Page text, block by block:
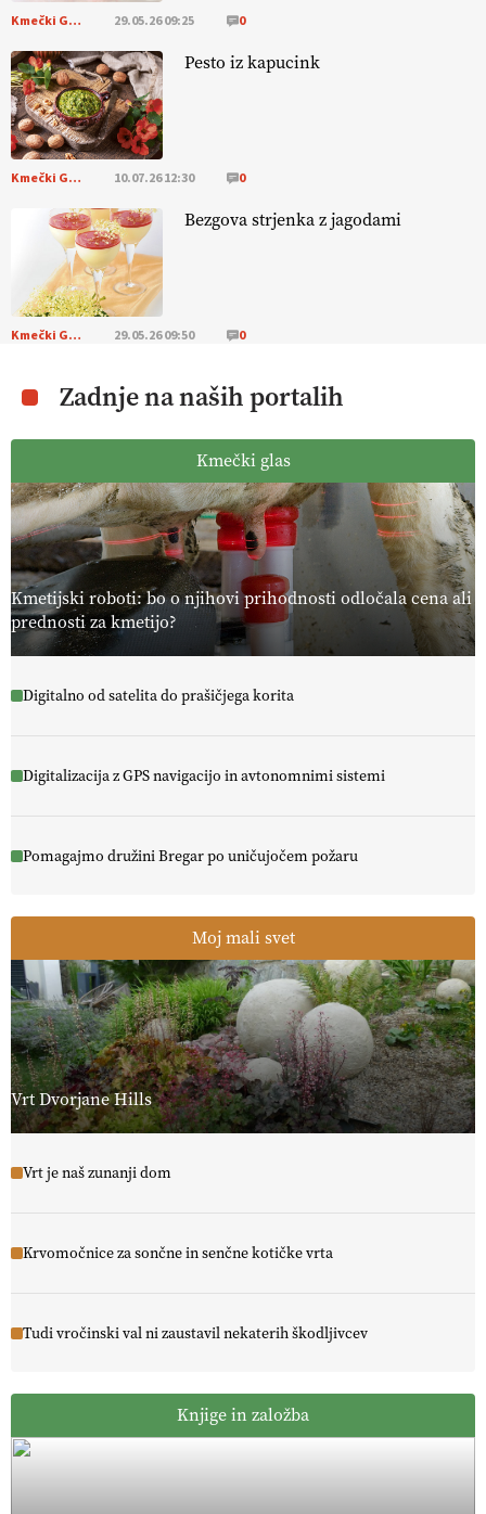
Kmečki Glas 29.05.26 09:25 0
Pesto iz kapucink
Kmečki Glas 10.07.26 12:30 0
Bezgova strjenka z jagodami
Kmečki Glas 29.05.26 09:50 0
Zadnje na naših portalih
Kmečki glas
Kmetijski roboti: bo o njihovi prihodnosti odločala cena ali
prednosti za kmetijo?
Digitalno od satelita do prašičjega korita
Digitalizacija z GPS navigacijo in avtonomnimi sistemi
Pomagajmo družini Bregar po uničujočem požaru
Moj mali svet
Vrt Dvorjane Hills
Vrt je naš zunanji dom
Krvomočnice za sončne in senčne kotičke vrta
Tudi vročinski val ni zaustavil nekaterih škodljivcev
Knjige in založba